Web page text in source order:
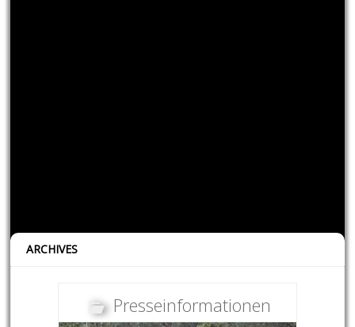
ARCHIVES
Presseinformationen